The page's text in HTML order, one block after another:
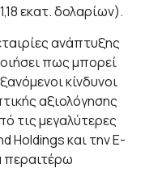
εκατ. δολαρίων).
ανάπτυξης
πως μπορεί
κίνδυνοι
αξιολόγησης
τις μεγαλύτερες
Holdings και την E-
περαιτέρω